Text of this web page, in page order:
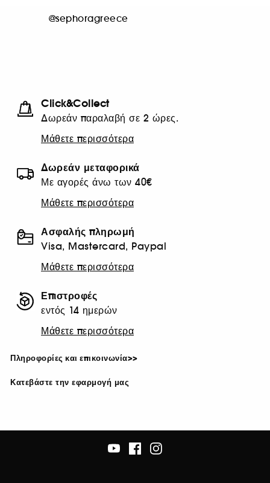
@sephoragreece
Click&Collect
Δωρεάν παραλαβή σε 2 ώρες.
Μάθετε περισσότερα
Δωρεάν μεταφορικά
Με αγορές άνω των 40€
Μάθετε περισσότερα
Ασφαλής πληρωμή
Visa, Mastercard, Paypal
Μάθετε περισσότερα
Επιστροφές
εντός 14 ημερών
Μάθετε περισσότερα
Πληροφορίες και επικοινωνία>>
Κατεβάστε την εφαρμογή μας